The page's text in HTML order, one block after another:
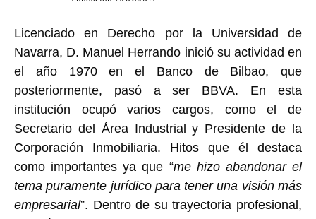
Licenciado en Derecho por la Universidad de
Navarra, D. Manuel Herrando inició su actividad en
el año 1970 en el Banco de Bilbao, que
posteriormente, pasó a ser BBVA. En esta
institución ocupó varios cargos, como el de
Secretario del Área Industrial y Presidente de la
Corporación Inmobiliaria. Hitos que él destaca
como importantes ya que “me hizo abandonar el
tema puramente jurídico para tener una visión más
empresarial”. Dentro de su trayectoria profesional,